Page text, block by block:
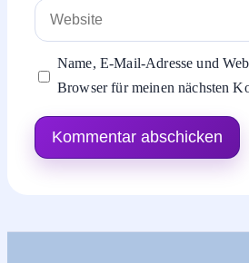
Adresse
Website
Name, E-Mail-Adresse und
Browser für meinen nächsten